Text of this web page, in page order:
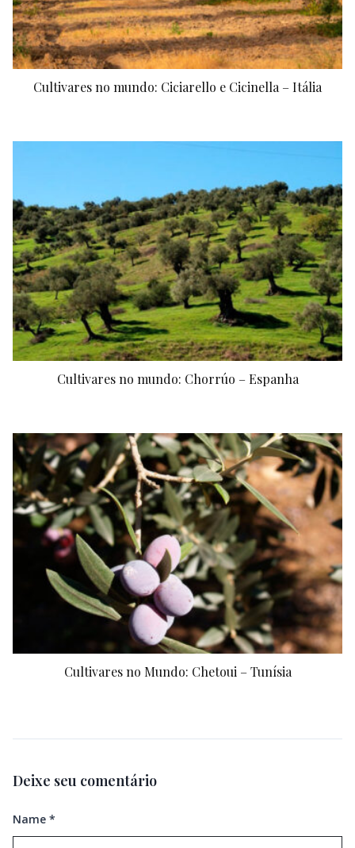
Cultivares no mundo: Ciciarello e Cicinella – Itália
Cultivares no mundo: Chorrúo – Espanha
Cultivares no Mundo: Chetoui – Tunísia
Deixe seu comentário
Name *